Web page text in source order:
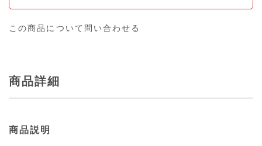
この商品について問い合わせる
商品詳細
商品説明